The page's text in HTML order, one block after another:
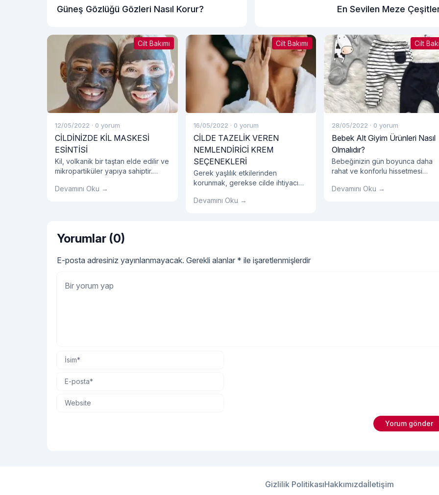
Güneş Gözlüğü Gözleri Nasıl Korur? En Sevilen Meze
Cilt Bakımı
12/05/2022 · 0 yorum
CİLDİNİZDE KİL MASKESİ
ESİNTİSİ
Kil, volkanik bir taştan elde edilir ve
mikropartiküler yapıya sahiptir.
birlikte maske olarak kullanıldığında
Devamını Oku →
Cilt Bakımı
16/05/2022 · 0 yorum
CİLDE TAZELİK VEREN
NEMLENDİRİCİ KREM
SEÇENEKLERİ
Gerek yaşlılık etkilerinden
korunmak, gerekse cilde ihtiyacı
uygun yapıdaki bir yüz kremi
Devamını Oku →
Cilt
28/05/2022 · 0 yorum
Bebek Alt Giyim Ürünleri Nasıl
Olmalıdır?
Bebeğinizin gün boyunca daha
rahat ve konforlu hissetmesi
bir yaşa kadar çocuklara oranla
Devamını Oku →
Yorumlar (0)
E-posta adresiniz yayınlanmayacak. Gerekli alanlar * ile işaretlenmişlerdir
Gizlilik PolitikasıHakkımızdaİletişim